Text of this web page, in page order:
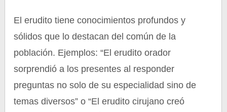
El erudito tiene conocimientos profundos y
sólidos que lo destacan del común de la
población. Ejemplos: “El erudito orador
sorprendió a los presentes al responder
preguntas no solo de su especialidad sino de
temas diversos” o “El erudito cirujano creó